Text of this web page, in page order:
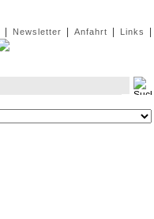
Newsletter Anfahrt Links